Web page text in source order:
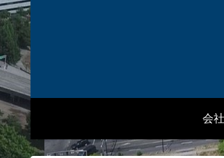
会